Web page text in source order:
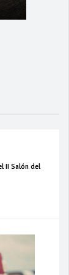
II Salón del